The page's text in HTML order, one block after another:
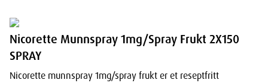
Nicorette Munnspray 1mg/Spray Frukt 2X150
SPRAY
Nicorette munnspray 1mg/spray frukt er et reseptfritt